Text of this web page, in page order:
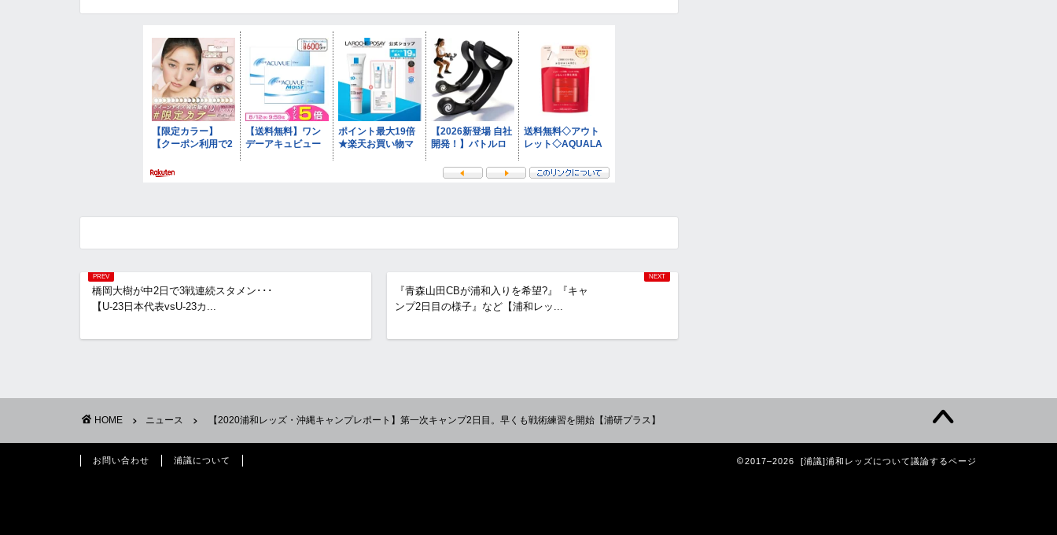
橋岡大樹が中2日で3戦連続スタメン･･･
【U-23日本代表vsU-23カ...
『青森山田CBが浦和入りを希望?』『キャ
ンプ2日目の様子』など【浦和レッ...
HOME ニュース 【2020浦和レッズ・沖縄キャンプレポート】第一次キャンプ2日目。早くも戦術練習を開始【浦研プラス】
お問い合わせ 浦議について 2017–2026 [浦議]浦和レッズについて議論するページ